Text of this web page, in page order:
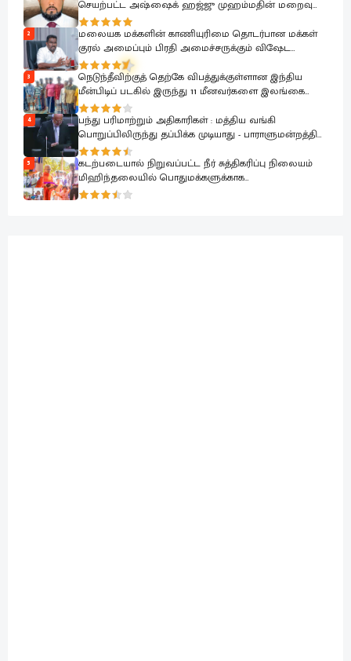
செயற்பட்ட அஷ்ஷைக் ஹஜ்ஜு முஹம்மதின் மறைவு
பேரிழப்பாகும்; அம்பாறை மாவட்ட ஜம்இய்யத்துல் உலமா
ஆழ்ந்த கவலை.!
2
மலையக மக்களின் காணியுரிமை தொடர்பான மக்கள்
குரல் அமைப்பும் பிரதி அமைச்சருக்கும் விஷேட
கலந்துரையாடல்
3
நெடுந்தீவிற்குத் தெற்கே விபத்துக்குள்ளான இந்திய
மீன்பிடிப் படகில் இருந்து 11 மீனவர்களை இலங்கை
கடற்படை பாதுகாப்பாக மீட்டது
4
பந்து பரிமாற்றும் அதிகாரிகள் : மத்திய வங்கி
பொறுப்பிலிருந்து தப்பிக்க முடியாது - பாராளுமன்றத்தில்
ரவூப் ஹக்கீம் ஆவேசம்
5
கடற்படையால் நிறுவப்பட்ட நீர் சுத்திகரிப்பு நிலையம்
மிஹிந்தலையில் பொதுமக்களுக்காக
கையளிக்கப்பட்டது